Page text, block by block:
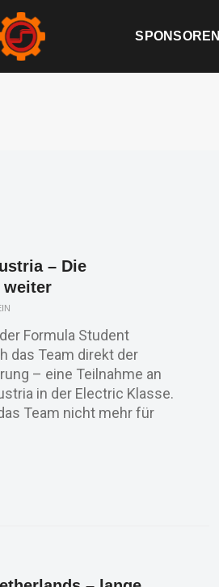
SPONSOREN
– Die
weiter
Formula Student
das Team direkt der
– eine Teilnahme an
in der Electric Klasse.
Team nicht mehr für